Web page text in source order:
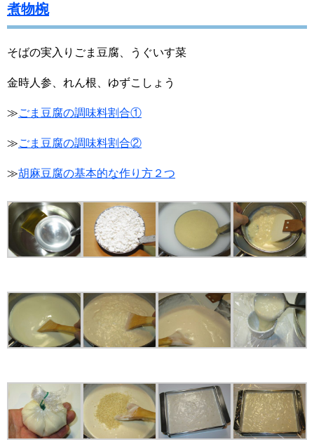
煮物椀
そばの実入りごま豆腐、うぐいす菜
金時人参、れん根、ゆずこしょう
≫ごま豆腐の調味料割合①
≫ごま豆腐の調味料割合②
≫胡麻豆腐の基本的な作り方２つ